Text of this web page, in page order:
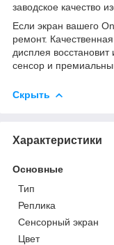
заводское качество
Если экран вашего
ремонт.
дисплея восстановит
сенсор и
Скрыть
Характеристики
Основные
Тип
Реплика
Сенсорный экран
Цвет